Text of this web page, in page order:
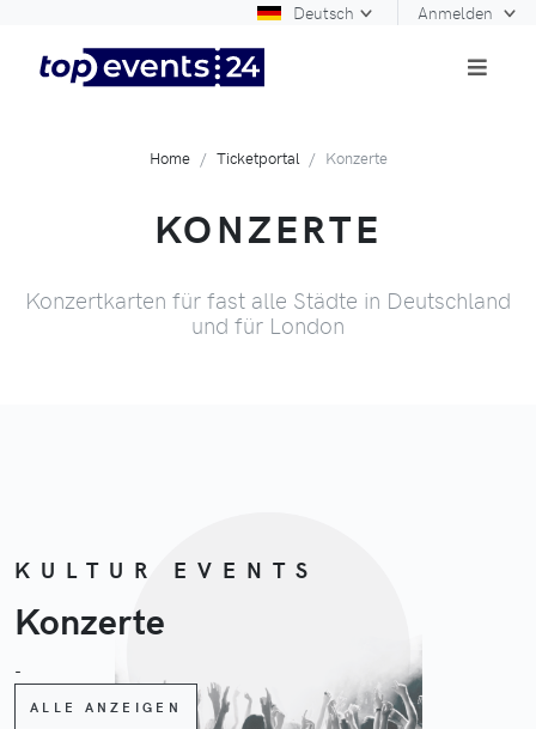
Deutsch Anmelden
Home Ticketportal Konzerte
KONZERTE
Konzertkarten für fast alle Städte in Deutschland
und für London
KULTUR EVENTS
Konzerte
-
ALLE ANZEIGEN